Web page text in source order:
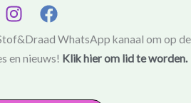
WhatsApp kanaal om op de
en nieuws! Klik hier om lid te worden.